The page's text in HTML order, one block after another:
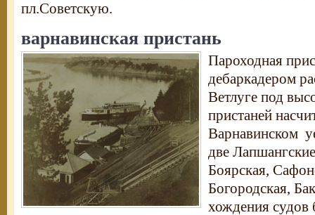
пл.Советскую.
варнавинская пристань
Пароходная
дебаркадером
Ветлуге под
пристаней
Варнавинском
две
Боярская,
Богородская,
хождения